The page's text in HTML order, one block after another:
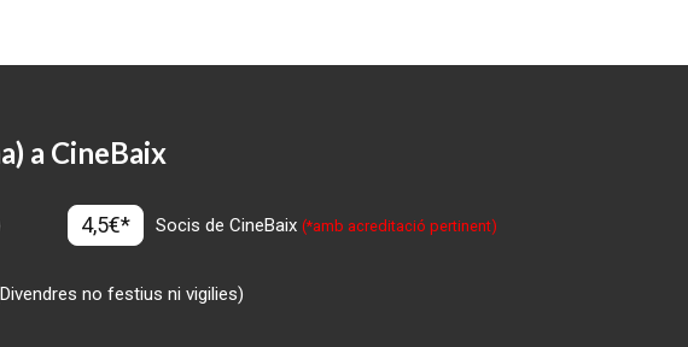
a CineBaix
4,5€* Socis de CineBaix(*amb acreditació pertinent)
no festius ni vigilies)